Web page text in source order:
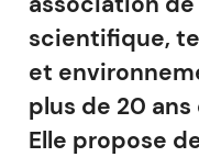
scientifique,
et
plus de 20
Elle propose